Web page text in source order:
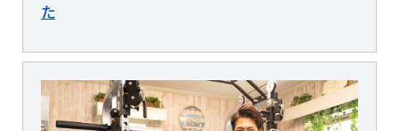
た